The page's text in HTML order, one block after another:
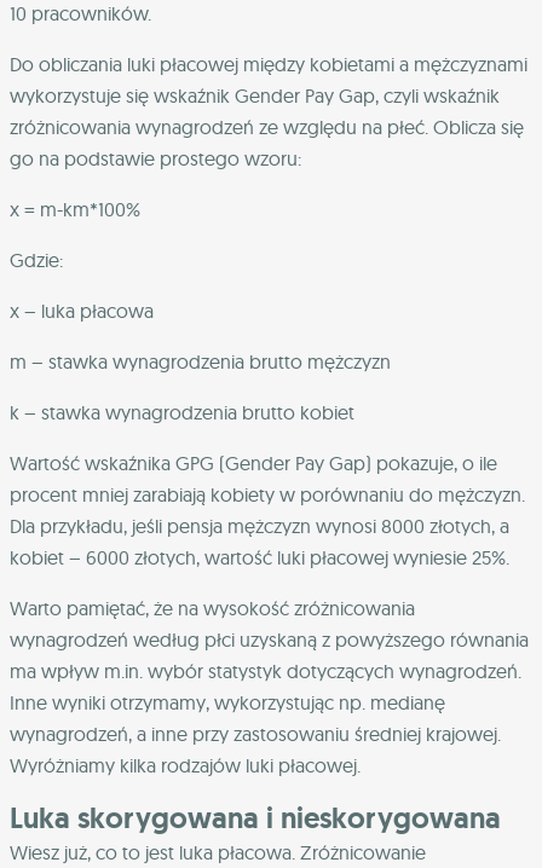
10 pracowników.
Do obliczania luki płacowej między kobietami a mężczyznami
wykorzystuje się wskaźnik Gender Pay Gap, czyli wskaźnik
zróżnicowania wynagrodzeń ze względu na płeć. Oblicza się
go na podstawie prostego wzoru:
x = m-km*100%
Gdzie:
x – luka płacowa
m – stawka wynagrodzenia brutto mężczyzn
k – stawka wynagrodzenia brutto kobiet
Wartość wskaźnika GPG (Gender Pay Gap) pokazuje, o ile
procent mniej zarabiają kobiety w porównaniu do mężczyzn.
Dla przykładu, jeśli pensja mężczyzn wynosi 8000 złotych, a
kobiet – 6000 złotych, wartość luki płacowej wyniesie 25%.
Warto pamiętać, że na wysokość zróżnicowania
wynagrodzeń według płci uzyskaną z powyższego równania
ma wpływ m.in. wybór statystyk dotyczących wynagrodzeń.
Inne wyniki otrzymamy, wykorzystując np. medianę
wynagrodzeń, a inne przy zastosowaniu średniej krajowej.
Wyróżniamy kilka rodzajów luki płacowej.
Luka skorygowana i nieskorygowana
Wiesz już, co to jest luka płacowa. Zróżnicowanie